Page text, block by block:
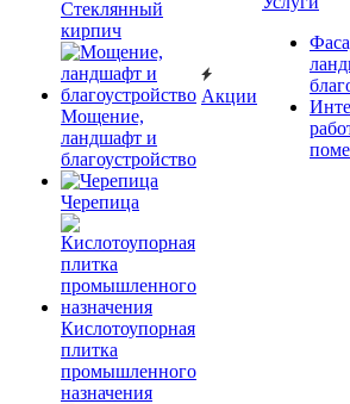
Cтеклянный
кирпич
Мощение,
ландшафт и
благоустройство
Черепица
Кислотоупорная
плитка
промышленного
назначения
Акции